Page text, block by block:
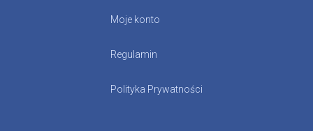
Moje konto
Regulamin
Polityka Prywatności